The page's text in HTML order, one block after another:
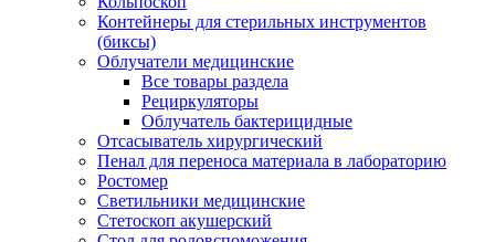
Контейнеры для стерильных инструментов
(биксы)
Облучатели медицинские
Все товары раздела
Рециркуляторы
Облучатель бактерицидные
Отсасыватель хирургический
Пенал для переноса материала в лабораторию
Ростомер
Светильники медицинские
Стетоскоп акушерский